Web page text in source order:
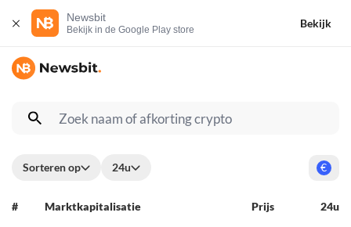
Newsbit
Bekijk in de Google Play store
Bekijk
Sorteren op 24u €
# Marktkapitalisatie Prijs 24u